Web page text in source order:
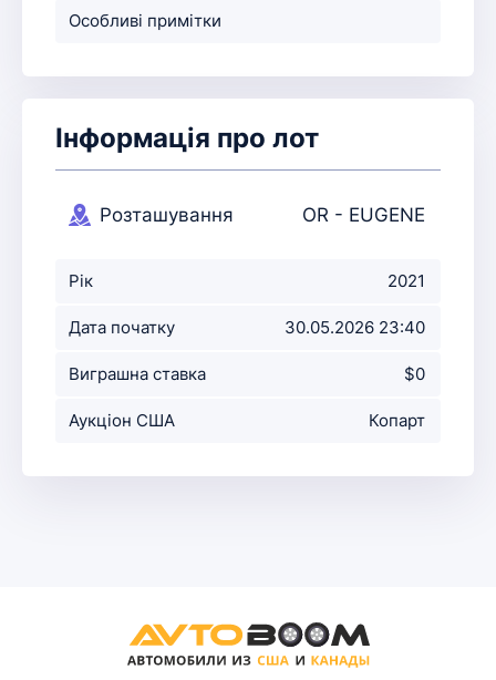
пошкодження
Особливі примітки
Інформація про лот
Розташування
OR - EUGENE
Рік 2021
Дата початку
аукціону
30.05.2026 23:40
Виграшна ставка $0
Аукціон США Копарт